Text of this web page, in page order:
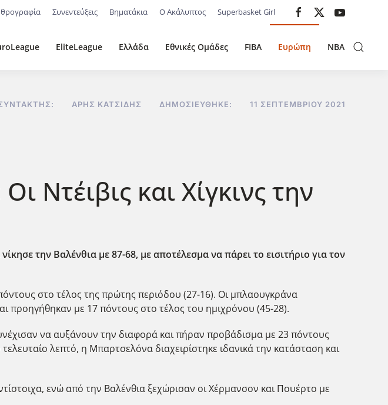
Συνεντεύξεις Βηματάκια Ο Ακάλυπτος Superbasket Girl
EliteLeague Ελλάδα Εθνικές Ομάδες FIBA Ευρώπη NBA
ΆΡΗΣ ΚΑΤΣΊΔΗΣ ΔΗΜΟΣΙΕΎΘΗΚΕ: 11 ΣΕΠΤΕΜΒΡΊΟΥ 2021
Ντέιβις και Χίγκινς την
την Βαλένθια με 87-68, με αποτέλεσμα να πάρει το εισιτήριο για τον
στο τέλος της πρώτης περιόδου (27-16). Οι μπλαουγκράνα
προηγήθηκαν με 17 πόντους στο τέλος του ημιχρόνου (45-28).
να αυξάνουν την διαφορά και πήραν προβάδισμα με 23 πόντους
λεπτό, η Μπαρτσελόνα διαχειρίστηκε ιδανικά την κατάσταση και
ενώ από την Βαλένθια ξεχώρισαν οι Χέρμανσον και Πουέρτο με